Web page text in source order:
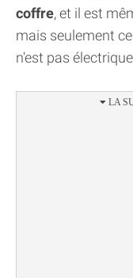
coffre, et il est
mais seulement
n'est pas